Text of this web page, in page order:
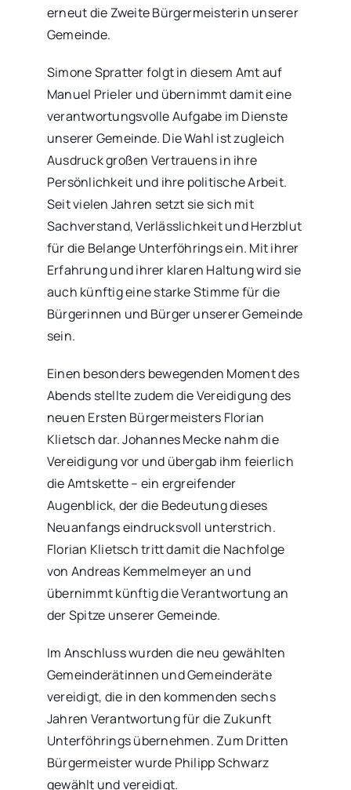
erneut die Zweite Bürgermeisterin unserer
Gemeinde.
Simone Spratter folgt in diesem Amt auf
Manuel Prieler und übernimmt damit eine
verantwortungsvolle Aufgabe im Dienste
unserer Gemeinde. Die Wahl ist zugleich
Ausdruck großen Vertrauens in ihre
Persönlichkeit und ihre politische Arbeit.
Seit vielen Jahren setzt sie sich mit
Sachverstand, Verlässlichkeit und Herzblut
für die Belange Unterföhrings ein. Mit ihrer
Erfahrung und ihrer klaren Haltung wird sie
auch künftig eine starke Stimme für die
Bürgerinnen und Bürger unserer Gemeinde
sein.
Einen besonders bewegenden Moment des
Abends stellte zudem die Vereidigung des
neuen Ersten Bürgermeisters Florian
Klietsch dar. Johannes Mecke nahm die
Vereidigung vor und übergab ihm feierlich
die Amtskette – ein ergreifender
Augenblick, der die Bedeutung dieses
Neuanfangs eindrucksvoll unterstrich.
Florian Klietsch tritt damit die Nachfolge
von Andreas Kemmelmeyer an und
übernimmt künftig die Verantwortung an
der Spitze unserer Gemeinde.
Im Anschluss wurden die neu gewählten
Gemeinderätinnen und Gemeinderäte
vereidigt, die in den kommenden sechs
Jahren Verantwortung für die Zukunft
Unterföhrings übernehmen. Zum Dritten
Bürgermeister wurde Philipp Schwarz
gewählt und vereidigt.